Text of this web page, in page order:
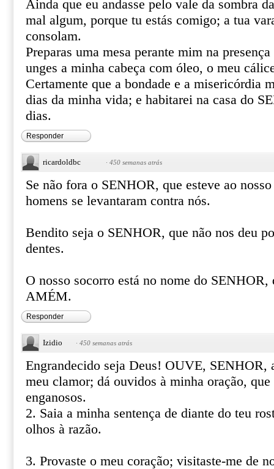
Ainda que eu andasse pelo vale da sombra
mal algum, porque tu estás comigo; a tua
consolam.
Preparas uma mesa perante mim na
unges a minha cabeça com óleo, o meu
Certamente que a bondade e a misericórdia
dias da minha vida; e habitarei na casa do
dias.
Responder
ricardoldbc · 450 semanas atrás
Se não fora o SENHOR, que esteve ao
homens se levantaram contra nós.
Bendito seja o SENHOR, que não nos deu
dentes.
O nosso socorro está no nome do SENHOR,
AMÉM.
Responder
Izidio · 450 semanas atrás
Engrandecido seja Deus! OUVE, SENHOR,
meu clamor; dá ouvidos à minha oração,
enganosos.
2. Saia a minha sentença de diante do teu
olhos à razão.
3. Provaste o meu coração; visitaste-me de